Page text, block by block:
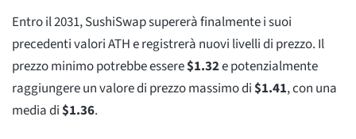
Entro il 2031, SushiSwap supererà finalmente i suoi
precedenti valori ATH e registrerà nuovi livelli di prezzo. Il
prezzo minimo potrebbe essere$1.32e potenzialmente
raggiungere un valore di prezzo massimo di$1.41, con una
media di$1.36.